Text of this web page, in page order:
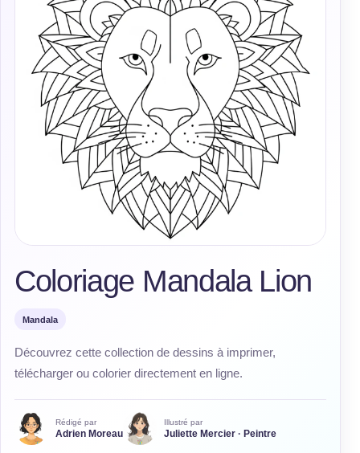
Coloriage Mandala Lion
Mandala
Découvrez cette collection de dessins à imprimer,
télécharger ou colorier directement en ligne.
Rédigé par
Adrien Moreau
Illustré par
Juliette Mercier · Peintre